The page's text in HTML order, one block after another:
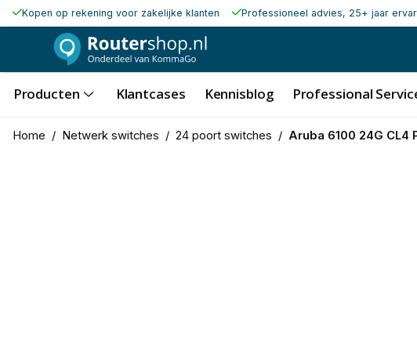
Kopen op rekening voor zakelijke klanten Professioneel advies, 25+ jaar
Producten Klantcases Kennisblog Professional
Home / Netwerk switches / 24 poort switches / Aruba 6100 24G CL4